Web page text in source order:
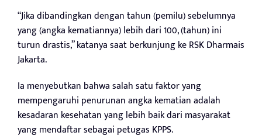
“Jika dibandingkan dengan tahun (pemilu) sebelumnya
yang (angka kematiannya) lebih dari 100, (tahun) ini
turun drastis,” katanya saat berkunjung ke RSK Dharmais
Jakarta.
Ia menyebutkan bahwa salah satu faktor yang
mempengaruhi penurunan angka kematian adalah
kesadaran kesehatan yang lebih baik dari masyarakat
yang mendaftar sebagai petugas KPPS.